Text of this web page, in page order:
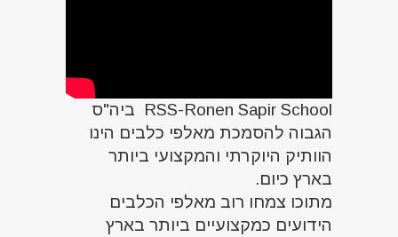
RSS-Ronen Sapir School ביה"ס
הגבוה להסמכת מאלפי כלבים הינו
הוותיק היוקרתי והמקצועי ביותר
בארץ כיום.
מתוכו צמחו רוב מאלפי הכלבים
הידועים כמקצועיים ביותר בארץ